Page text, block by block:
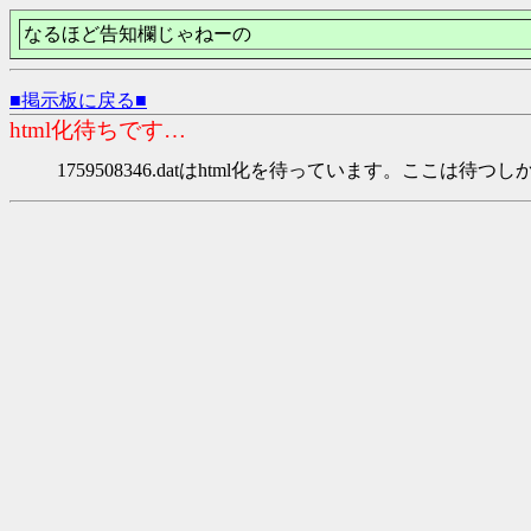
なるほど告知欄じゃねーの
■掲示板に戻る■
html化待ちです…
1759508346.datはhtml化を待っています。ここは待つし